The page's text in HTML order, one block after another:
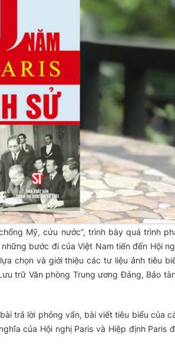
Mỹ, cứu nước”, trình bày quá trình
bước đi của Việt Nam tiến đến Hội
chọn và giới thiệu các tư liệu ảnh tiêu
trữ Văn phòng Trung ương Đảng, Bảo
trả lời phỏng vấn, bài viết tiêu biểu của
của Hội nghị Paris và Hiệp định Paris